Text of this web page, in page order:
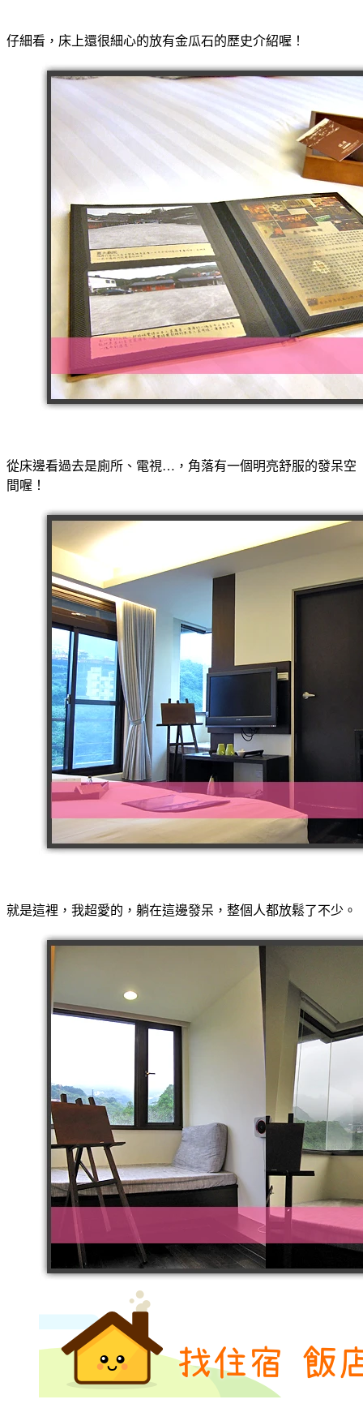
仔細看，床上還很細心的放有金瓜石的歷史介紹喔！
從床邊看過去是廁所、電視…，角落有一個明亮舒服的發呆空
間喔！
就是這裡，我超愛的，躺在這邊發呆，整個人都放鬆了不少。